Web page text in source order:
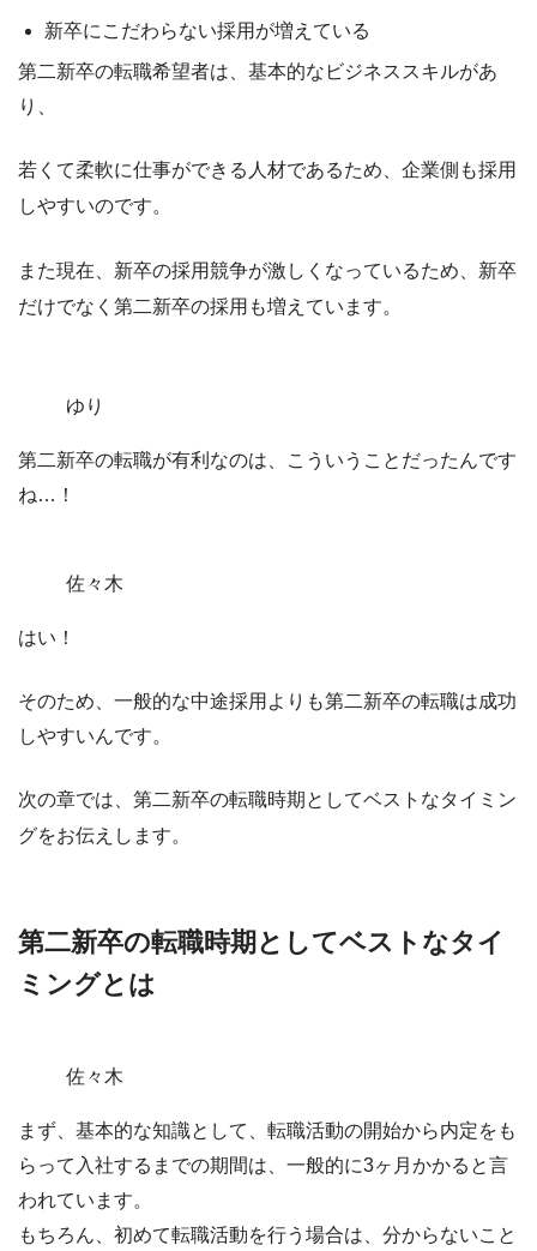
新卒にこだわらない採用が増えている
第二新卒の転職希望者は、 基本的なビジネススキルがあ
り、
若くて柔軟に仕事ができる人材であるため、企業側も採用
しやすいのです。
また現在、新卒の採用競争が激しくなっているため、新卒
だけでなく第二新卒の採用も増えています。
ゆり
第二新卒の転職が有利なのは、こういうことだったんです
ね…！
佐々木
はい！
そのため、 一般的な中途採用よりも第二新卒の転職は成功
しやすいんです。
次の章では、第二新卒の転職時期としてベストなタイミン
グをお伝えします。
第二新卒の転職時期としてベストなタイ
ミングとは
佐々木
まず、基本的な知識として、 転職活動の開始から内定をも
らって入社するまでの期間は、一般的に3ヶ月 かかると言
われています。
もちろん、初めて転職活動を行う場合は、分からないこと